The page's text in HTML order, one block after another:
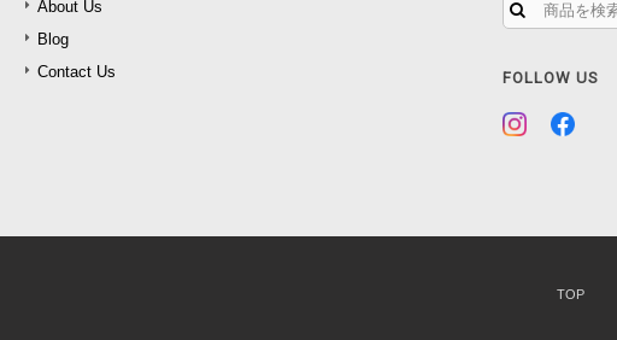
About Us
Blog
Contact Us
FOLLOW US
TOP